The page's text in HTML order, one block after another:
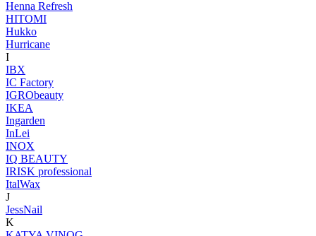
Henna Refresh
HITOMI
Hukko
Hurricane
I
IBX
IC Factory
IGRObeauty
IKEA
Ingarden
InLei
INOX
IQ BEAUTY
IRISK professional
ItalWax
J
JessNail
K